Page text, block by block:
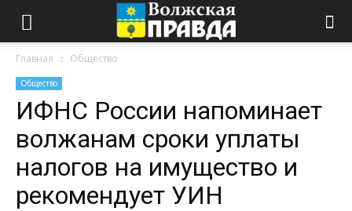
Главная Общество
Общество
ИФНС России напоминает
волжанам сроки уплаты
налогов на имущество и
рекомендует УИН